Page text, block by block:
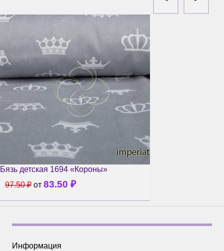
Бязь детская 1694 «Короны»
97.50₽ от 83.50 ₽
Информация